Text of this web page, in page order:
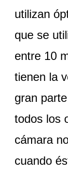
utilizan
que se
entre 10
tienen la
gran
todos los
cámara
cuando